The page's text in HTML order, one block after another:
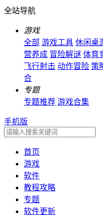
全站导航
游戏
全部 游戏工具 休闲桌
营养成 冒险解谜 体育
飞行射击 动作冒险 策
合
专题
专题推荐 游戏合集
手机版
首页
游戏
软件
教程攻略
专题
软件更新